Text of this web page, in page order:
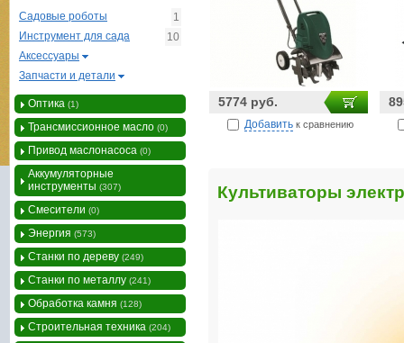
5774 руб.
Добавить к сравнению
Культиваторы
Садовые роботы
1
Инструмент для сада
10
Аксессуары
Запчасти и детали
Оптика (1)
Трансмиссионное масло (0)
Привод маслонасоса (0)
Аккумуляторные
инструменты (307)
Смесители (0)
Энергия (573)
Станки по дереву (249)
Станки по металлу (241)
Обработка камня (128)
Строительная техника (204)